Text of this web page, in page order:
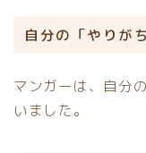
自分の「やりが
マンガーは、自分
いました。